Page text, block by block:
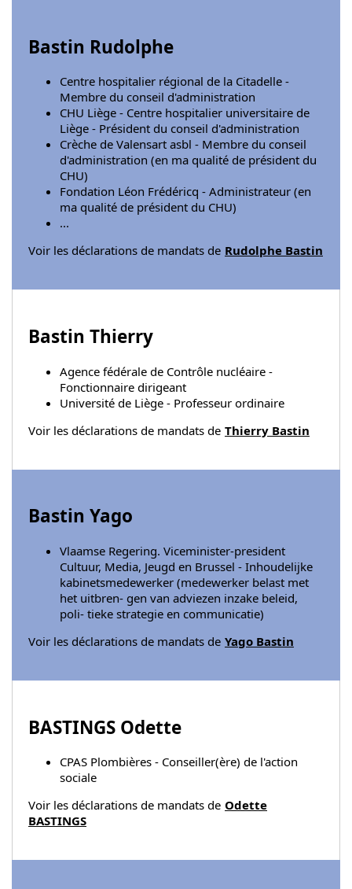
Bastin Rudolphe
Centre hospitalier régional de la Citadelle -
Membre du conseil d'administration
CHU Liège - Centre hospitalier universitaire de
Liège - Président du conseil d'administration
Crèche de Valensart asbl - Membre du conseil
d'administration (en ma qualité de président du
CHU)
Fondation Léon Frédéricq - Administrateur (en
ma qualité de président du CHU)
...
Voir les déclarations de mandats de Rudolphe Bastin
Bastin Thierry
Agence fédérale de Contrôle nucléaire -
Fonctionnaire dirigeant
Université de Liège - Professeur ordinaire
Voir les déclarations de mandats de Thierry Bastin
Bastin Yago
Vlaamse Regering. Viceminister-president
Cultuur, Media, Jeugd en Brussel - Inhoudelijke
kabinetsmedewerker (medewerker belast met
het uitbren- gen van adviezen inzake beleid,
poli- tieke strategie en communicatie)
Voir les déclarations de mandats de Yago Bastin
BASTINGS Odette
CPAS Plombières - Conseiller(ère) de l'action
sociale
Voir les déclarations de mandats de Odette
BASTINGS